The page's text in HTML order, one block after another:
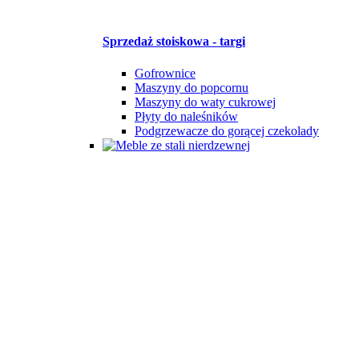
Sprzedaż stoiskowa - targi
Gofrownice
Maszyny do popcornu
Maszyny do waty cukrowej
Płyty do naleśników
Podgrzewacze do gorącej czekolady